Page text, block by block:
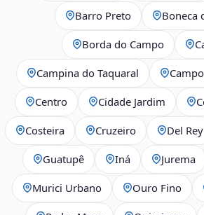
Barro Preto Boneca
Borda do Campo
Campina do Taquaral
Centro Cidade Jardim
Costeira Cruzeiro Del Rey
Guatupê Iná Jurema
Murici Urbano Ouro Fino